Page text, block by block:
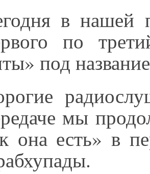
в нашей
по
под
мы
она есть» в